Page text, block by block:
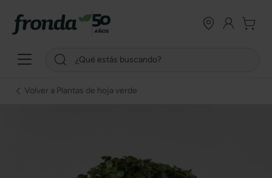
Volver a Plantas de hoja verde